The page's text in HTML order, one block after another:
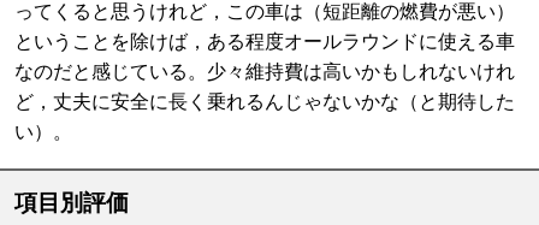
ってくると思うけれど，この車は（短距離の燃費が悪い）
ということを除けば，ある程度オールラウンドに使える車
なのだと感じている。少々維持費は高いかもしれないけれ
ど，丈夫に安全に長く乗れるんじゃないかな（と期待した
い）。
項目別評価